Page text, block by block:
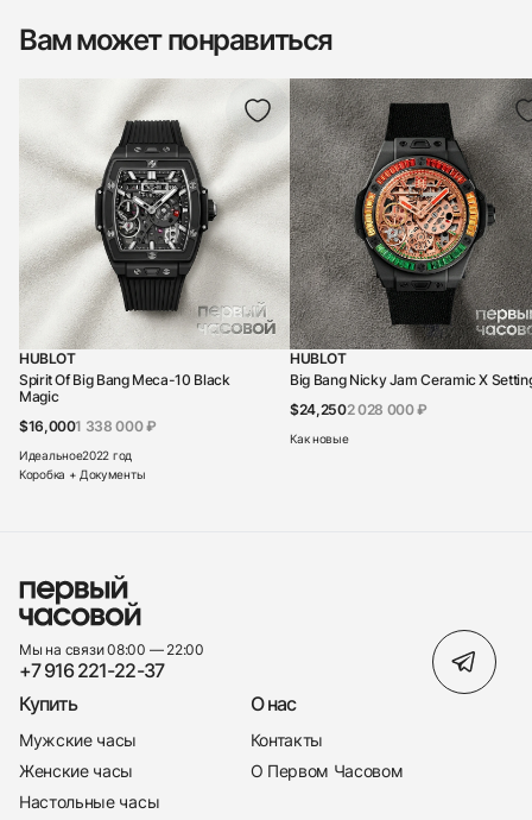
Вам может понравиться
HUBLOT
Spirit Of Big Bang Meca-10 Black
Magic
$16,0001 338 000 ₽
Идеальное2022 год
Коробка + Документы
HUBLOT
Big Bang Nicky Jam Ceramic X
$24,2502 028 000 ₽
Как новые
Мы на связи 08:00 — 22:00
+7 916 221-22-37
Купить
Мужские часы
Женские часы
Настольные часы
О нас
Контакты
О Первом Часовом